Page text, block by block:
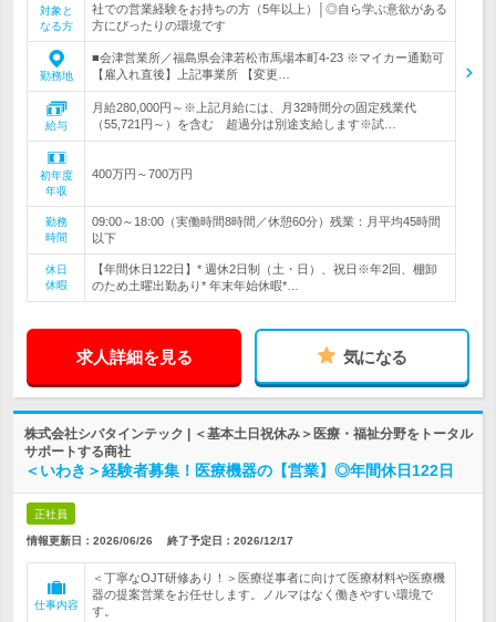
対象と
なる方
社での営業経験をお持ちの方（5年以上）│◎自ら学ぶ意欲がある
方にぴったりの環境です
勤務地
■会津営業所／福島県会津若松市馬場本町4-23 ※マイカー通勤可
【雇入れ直後】上記事業所 【変更…
給与
月給280,000円～※上記月給には、月32時間分の固定残業代
（55,721円～）を含む 超過分は別途支給します※試…
初年度
年収
400万円～700万円
勤務
時間
09:00～18:00（実働時間8時間／休憩60分）残業：月平均45時間
以下
休日
休暇
【年間休日122日】* 週休2日制（土・日）、祝日※年2回、棚卸
のため土曜出勤あり* 年末年始休暇*…
求人詳細を見る 気になる
株式会社シバタインテック | ＜基本土日祝休み＞医療・福祉分野をトータル
サポートする商社
＜いわき＞経験者募集！医療機器の【営業】◎年間休日122日
正社員
情報更新日：2026/06/26 終了予定日： 2026/12/17
仕事内容
＜丁寧なOJT研修あり！＞医療従事者に向けて医療材料や医療機
器の提案営業をお任せします。ノルマはなく働きやすい環境で
す。